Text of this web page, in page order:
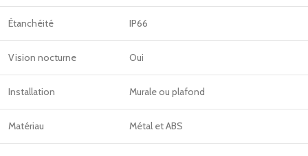
Étanchéité IP66
Vision nocturne Oui
Installation Murale ou plafond
Matériau Métal et ABS